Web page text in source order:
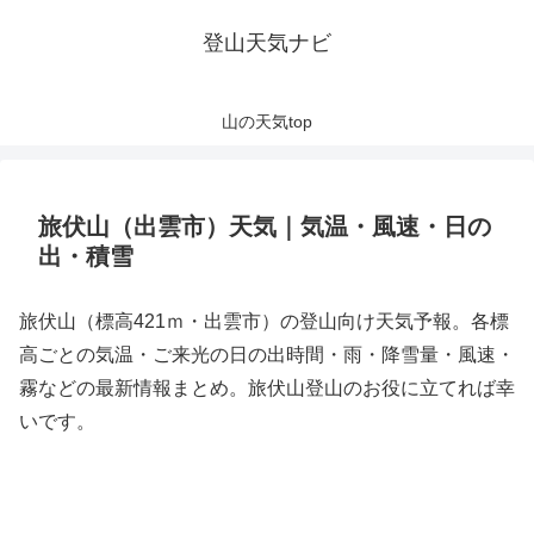
登山天気ナビ
山の天気top
旅伏山（出雲市）天気｜気温・風速・日の
出・積雪
旅伏山（標高421ｍ・出雲市）の登山向け天気予報。各標
高ごとの気温・ご来光の日の出時間・雨・降雪量・風速・
霧などの最新情報まとめ。旅伏山登山のお役に立てれば幸
いです。